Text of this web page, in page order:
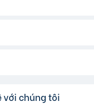
bạn cũng có thể
có nghĩa là khi
với chúng tôi